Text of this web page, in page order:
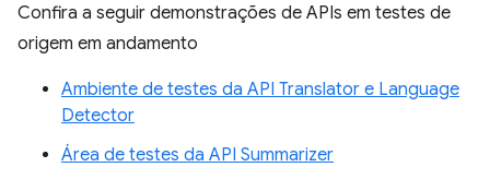
Confira a seguir demonstrações de APIs em testes de
origem em andamento
Ambiente de testes da API Translator e Language
Detector
Área de testes da API Summarizer